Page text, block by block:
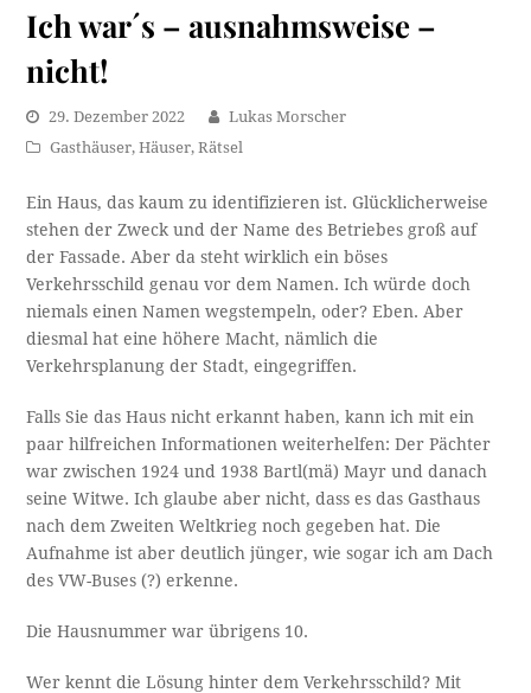
Ich war´s – ausnahmsweise –
nicht!
29. Dezember 2022
Lukas Morscher
Gasthäuser,Häuser,Rätsel
Ein Haus, das kaum zu identifizieren ist. Glücklicherweise
stehen der Zweck und der Name des Betriebes groß auf
der Fassade. Aber da steht wirklich ein böses
Verkehrsschild genau vor dem Namen. Ich würde doch
niemals einen Namen wegstempeln, oder? Eben. Aber
diesmal hat eine höhere Macht, nämlich die
Verkehrsplanung der Stadt, eingegriffen.
Falls Sie das Haus nicht erkannt haben, kann ich mit ein
paar hilfreichen Informationen weiterhelfen: Der Pächter
war zwischen 1924 und 1938 Bartl(mä) Mayr und danach
seine Witwe. Ich glaube aber nicht, dass es das Gasthaus
nach dem Zweiten Weltkrieg noch gegeben hat. Die
Aufnahme ist aber deutlich jünger, wie sogar ich am Dach
des VW-Buses (?) erkenne.
Die Hausnummer war übrigens 10.
Wer kennt die Lösung hinter dem Verkehrsschild? Mit